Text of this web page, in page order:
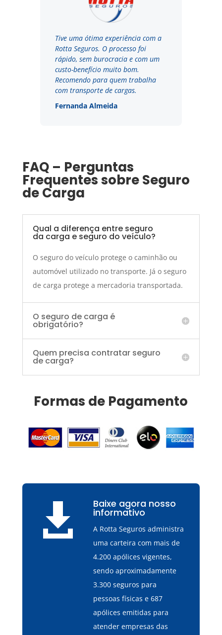
Tive uma ótima experiência com a
Rotta Seguros. O processo foi
rápido, sem burocracia e com um
custo-benefício muito bom.
Recomendo para quem trabalha
com transporte de cargas.
Fernanda Almeida
FAQ – Perguntas
Frequentes sobre Seguro
de Carga
Qual a diferença entre seguro
da carga e seguro do veículo?
O seguro do veículo protege o caminhão ou
automóvel utilizado no transporte. Já o seguro
de carga protege a mercadoria transportada.
O seguro de carga é
obrigatório?
Quem precisa contratar seguro
de carga?
Formas de Pagamento
 Baixe agora nosso
informativo
A Rotta Seguros administra
uma carteira com mais de
4.200 apólices vigentes,
sendo aproximadamente
3.300 seguros para
pessoas físicas e 687
apólices emitidas para
atender empresas das